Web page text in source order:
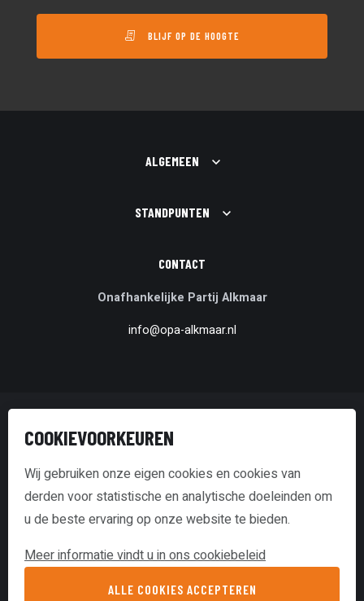
BLIJF OP DE HOOGTE
ALGEMEEN
STANDPUNTEN
CONTACT
Onafhankelijke Partij Alkmaar
info@opa-alkmaar.nl
© Onafhankelijke Partij Alkmaar
Disclaimer & Copyright
Transparantieverklaring
Cookie policy
website door Webstart
COOKIEVOORKEUREN
Wij gebruiken onze eigen cookies en cookies van
derden voor statistische en analytische doeleinden om
u de beste ervaring op onze website te bieden.
Meer informatie vindt u in ons cookiebeleid
ALLE COOKIES ACCEPTEREN